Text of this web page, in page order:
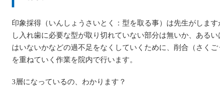
印象採得（いんしょうさいとく：型を取る事）は先生がしま
し入れ歯に必要な型が取り切れていない部分は無いか、ある
はいないかなどの過不足をなくしていくために、削合（さく
を重ねていく作業を院内で行います。
3層になっているの、わかります？